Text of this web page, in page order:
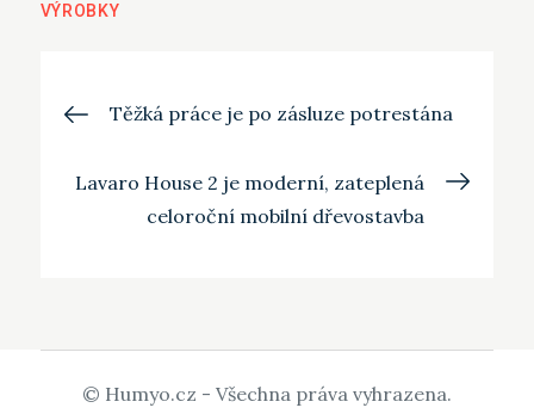
VÝROBKY
Navigace
pro
příspěvek
Těžká práce je po zásluze potrestána
Lavaro House 2 je moderní, zateplená
celoroční mobilní dřevostavba
© Humyo.cz - Všechna práva vyhrazena.